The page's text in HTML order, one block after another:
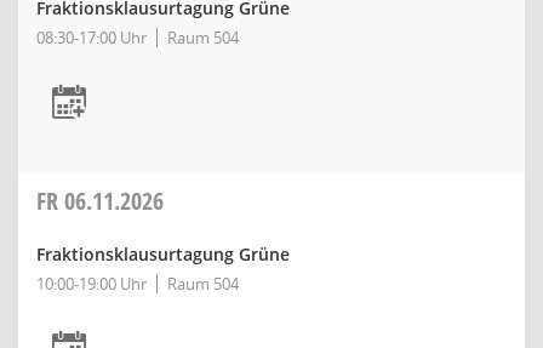
Fraktionsklausurtagung Grüne
08:30-17:00 Uhr Raum 504
FR06.11.2026
Fraktionsklausurtagung Grüne
10:00-19:00 Uhr Raum 504